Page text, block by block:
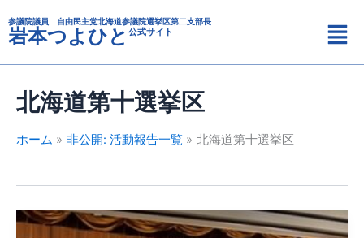
容
を
ス
参議院議員 自由民主党北海道参議院選挙区第二支部長
岩本つよひと 公式サイト
メ
ニ
ュ
北海道第十選挙区
ホーム 非公開: 活動報告一覧 北海道第十選挙区
北
テ
ゴ